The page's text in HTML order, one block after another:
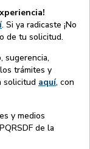
. Si ya radicaste ¡No
de tu solicitud.
sugerencia,
trámites y
solicitud aquí, con
y medios
de la